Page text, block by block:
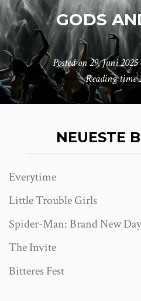
GODS
Posted on29. Juni 2025
Reading time
NEUESTE
Everytime
Little Trouble Girls
Spider-Man: Brand New Day
The Invite
Bitteres Fest